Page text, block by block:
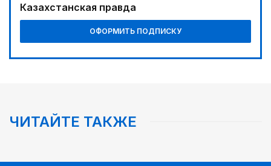
Казахстанская правда
ОФОРМИТЬ ПОДПИСКУ
ЧИТАЙТЕ ТАКЖЕ